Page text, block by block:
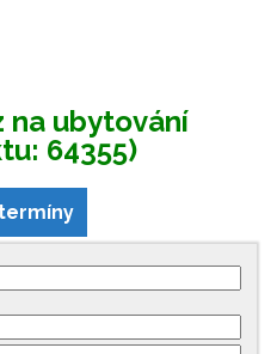
na ubytování
64355)